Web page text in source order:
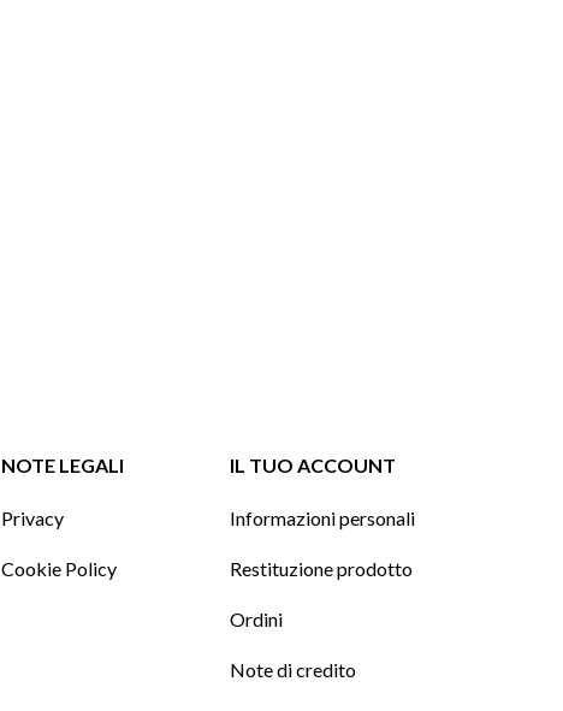
NOTE LEGALI
Privacy
Cookie Policy
IL TUO ACCOUNT
Informazioni personali
Restituzione prodotto
Ordini
Note di credito